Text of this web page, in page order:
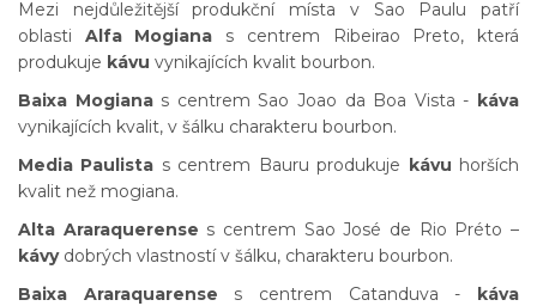
Mezi nejdůležitější produkční místa v Sao Paulu patří
oblasti Alfa Mogiana s centrem Ribeirao Preto, která
produkuje kávu vynikajících kvalit bourbon.
Baixa Mogianas centrem Sao Joao da Boa Vista - káva
vynikajících kvalit, v šálku charakteru bourbon.
Media Paulista s centrem Bauru produkuje kávu horších
kvalit než mogiana.
Alta Araraquerense s centrem Sao José de Rio Préto –
kávydobrých vlastností v šálku, charakteru bourbon.
Baixa Araraquarense s centrem Catanduva - káva